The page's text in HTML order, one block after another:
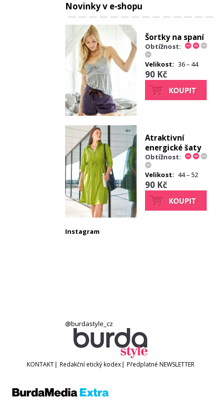
Novinky v e-shopu
Šortky na spaní
Obtížnost:
Velikost: 36 – 44
90 Kč
Atraktivní
energické šaty
Obtížnost:
Velikost: 44 – 52
90 Kč
Instagram
@burdastyle_cz
KONTAKT| Redakční etický kodex| Předplatné NEWSLETTER